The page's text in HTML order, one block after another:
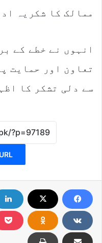
ممالک کا شکریہ
انہوں نے خطے کے
تعاون اور حمایت
سے دلی تشکر کا
URL کاپی کریں